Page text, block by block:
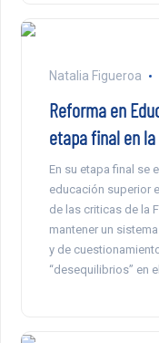
Natalia Figueroa
Reforma en
etapa final en
En su etapa final se
educación superior
de las criticas de la
mantener un
y de
“desequilibrios” en